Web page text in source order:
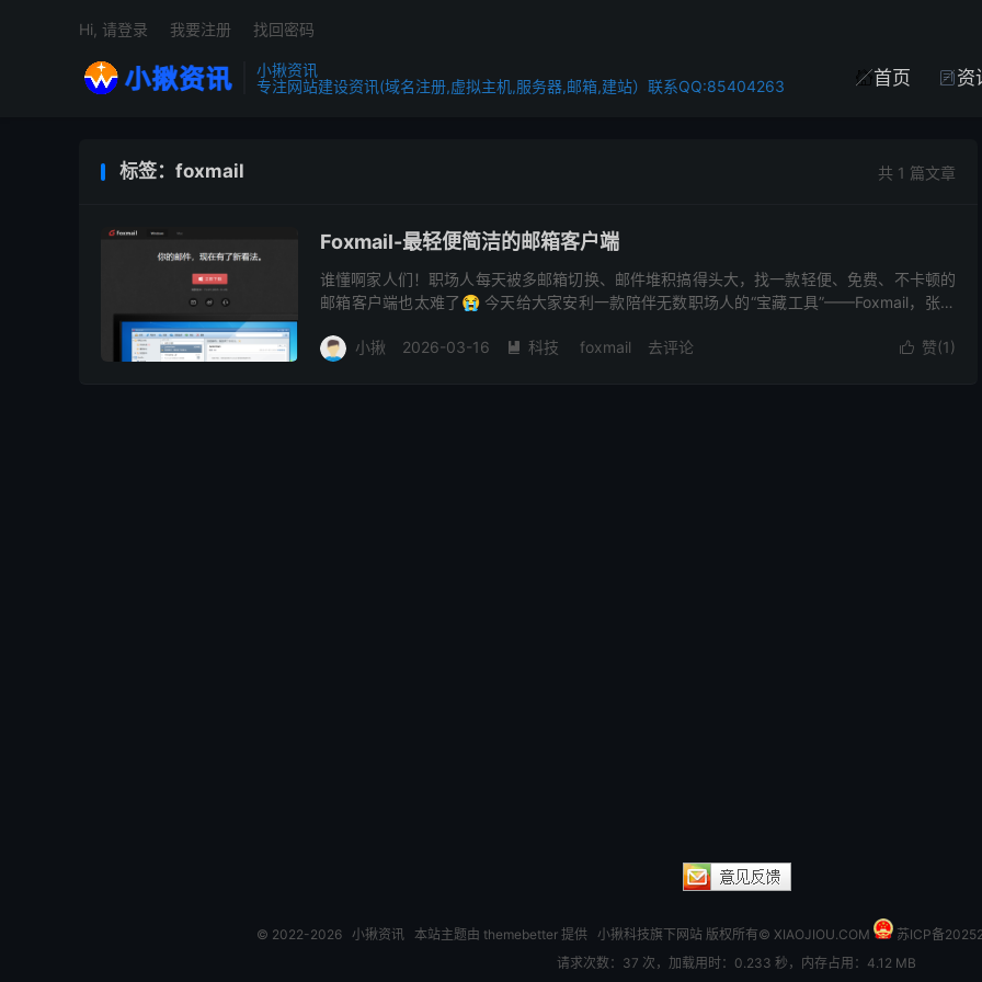
小揪资讯
专注网站建设资讯(域名注册,虚拟主机,服务器,邮箱,建站）联系QQ:85404263
首页 资
Hi, 请登录 我要注册 找回密码
共 1 篇文章
标签：foxmail
Foxmail-最轻便简洁的邮箱客户端
谁懂啊家人们！职场人每天被多邮箱切换、邮件堆积搞得头大，找一款轻便、免费、不卡顿的
邮箱客户端也太难了😭 今天给大家安利一款陪伴无数职场人的“宝藏工具”——Foxmail，张小
 赞(1)
小揪 2026-03-16  科技 foxmail 去评论
© 2022-2026 小揪资讯本站主题由 themebetter提供 小揪科技旗下网站 版权所有© XIAOJIOU.COM 苏ICP备
请求次数：37 次，加载用时：0.233 秒，内存占用：4.12 MB